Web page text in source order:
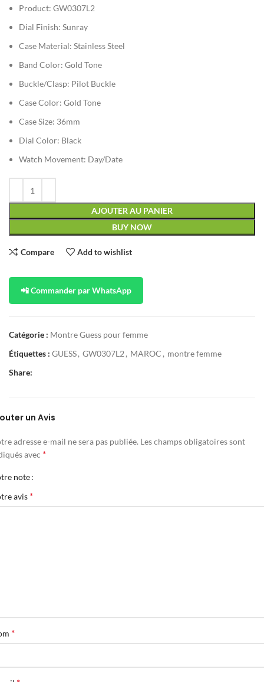
Product: GW0307L2
Dial Finish: Sunray
Case Material: Stainless Steel
Band Color: Gold Tone
Buckle/Clasp: Pilot Buckle
Case Color: Gold Tone
Case Size: 36mm
Dial Color: Black
Watch Movement: Day/Date
AJOUTER AU PANIER
BUY NOW
Compare Add to wishlist
📲 Commander par WhatsApp
Catégorie : Montre Guess pour femme
Étiquettes : GUESS, GW0307L2 , MAROC , montre femme
Share:
un Avis
adresse e-mail ne sera pas publiée. Les champs obligatoires sont
avec *
note
avis *
*